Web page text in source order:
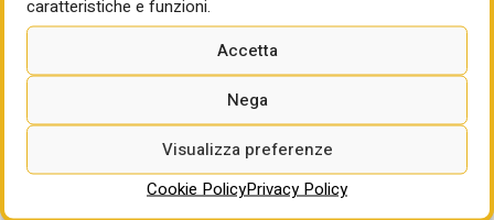
caratteristiche e funzioni.
Accetta
Nega
Visualizza preferenze
Cookie PolicyPrivacy Policy
entro la prima metà del 2026. A entrare nel vivo, sin da ora,
sono le sinergie commerciali annunciate nell’incontro con la
stampa. Con effetto immediato, i 36 milioni di membri di
Miles & More potranno accumulare e utilizzare le miglia su
tutti i voli di ITA Airways. Allo stesso tempo, i 2,7 milioni di
membri del programma frequent flyer di ITA Airways,
Volare, potranno accumulare e utilizzare i loro punti su tutti